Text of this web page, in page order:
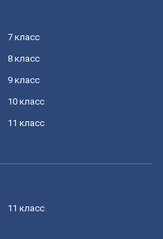
7 класс
8 класс
9 класс
10 класс
11 класс
11 класс